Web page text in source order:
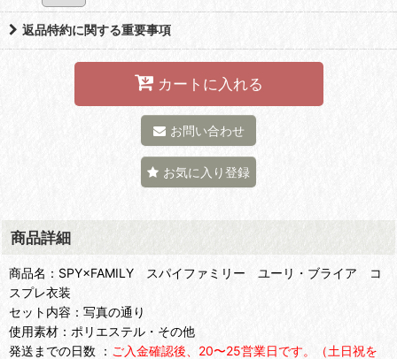
返品特約に関する重要事項
カートに入れる
お問い合わせ
お気に入り登録
商品詳細
商品名：SPY×FAMILY スパイファミリー ユーリ・ブライア コ
スプレ衣装
セット内容：写真の通り
使用素材：ポリエステル・その他
発送までの日数 ： ご入金確認後、20〜25営業日です。（土日祝を